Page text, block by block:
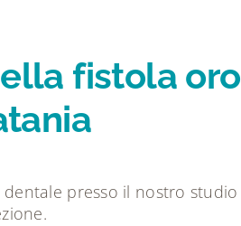
fistola
presso il nostro